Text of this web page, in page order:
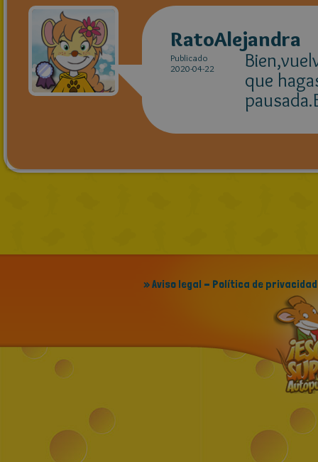
RatoAlejandra
Publicado
2020-04-22
que
» Aviso legal - Política de privacidad